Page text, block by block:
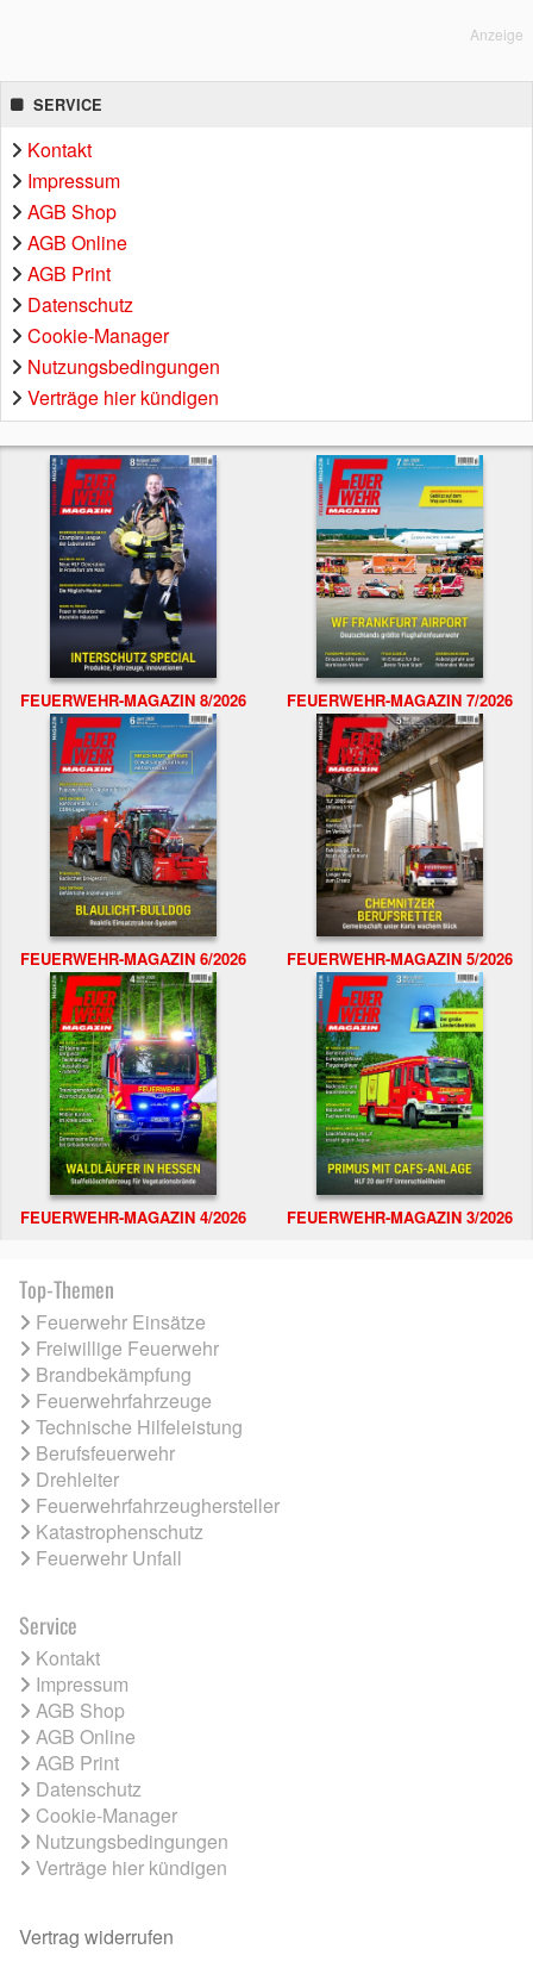
Anzeige
SERVICE
Kontakt
Impressum
AGB Shop
AGB Online
AGB Print
Datenschutz
Cookie-Manager
Nutzungsbedingungen
Verträge hier kündigen
FEUERWEHR-MAGAZIN 8/2026 FEUERWEHR-MAGAZIN 7/2026
FEUERWEHR-MAGAZIN 6/2026 FEUERWEHR-MAGAZIN 5/2026
FEUERWEHR-MAGAZIN 4/2026 FEUERWEHR-MAGAZIN 3/2026
Top-Themen
Feuerwehr Einsätze
Freiwillige Feuerwehr
Brandbekämpfung
Feuerwehrfahrzeuge
Technische Hilfeleistung
Berufsfeuerwehr
Drehleiter
Feuerwehrfahrzeughersteller
Katastrophenschutz
Feuerwehr Unfall
Service
Kontakt
Impressum
AGB Shop
AGB Online
AGB Print
Datenschutz
Cookie-Manager
Nutzungsbedingungen
Verträge hier kündigen
Vertrag widerrufen